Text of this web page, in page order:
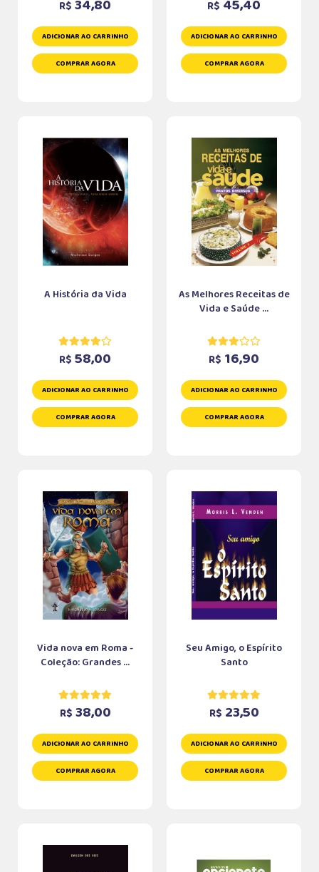
R$ 34,80
ADICIONAR AO CARRINHO
COMPRAR AGORA
R$ 45,40
ADICIONAR AO CARRINHO
COMPRAR AGORA
A História da Vida
R$ 58,00
ADICIONAR AO CARRINHO
COMPRAR AGORA
As Melhores Receitas de
Vida e Saúde ...
R$ 16,90
ADICIONAR AO CARRINHO
COMPRAR AGORA
Vida nova em Roma -
Coleção: Grandes ...
R$ 38,00
ADICIONAR AO CARRINHO
COMPRAR AGORA
Seu Amigo, o Espírito
Santo
R$ 23,50
ADICIONAR AO CARRINHO
COMPRAR AGORA